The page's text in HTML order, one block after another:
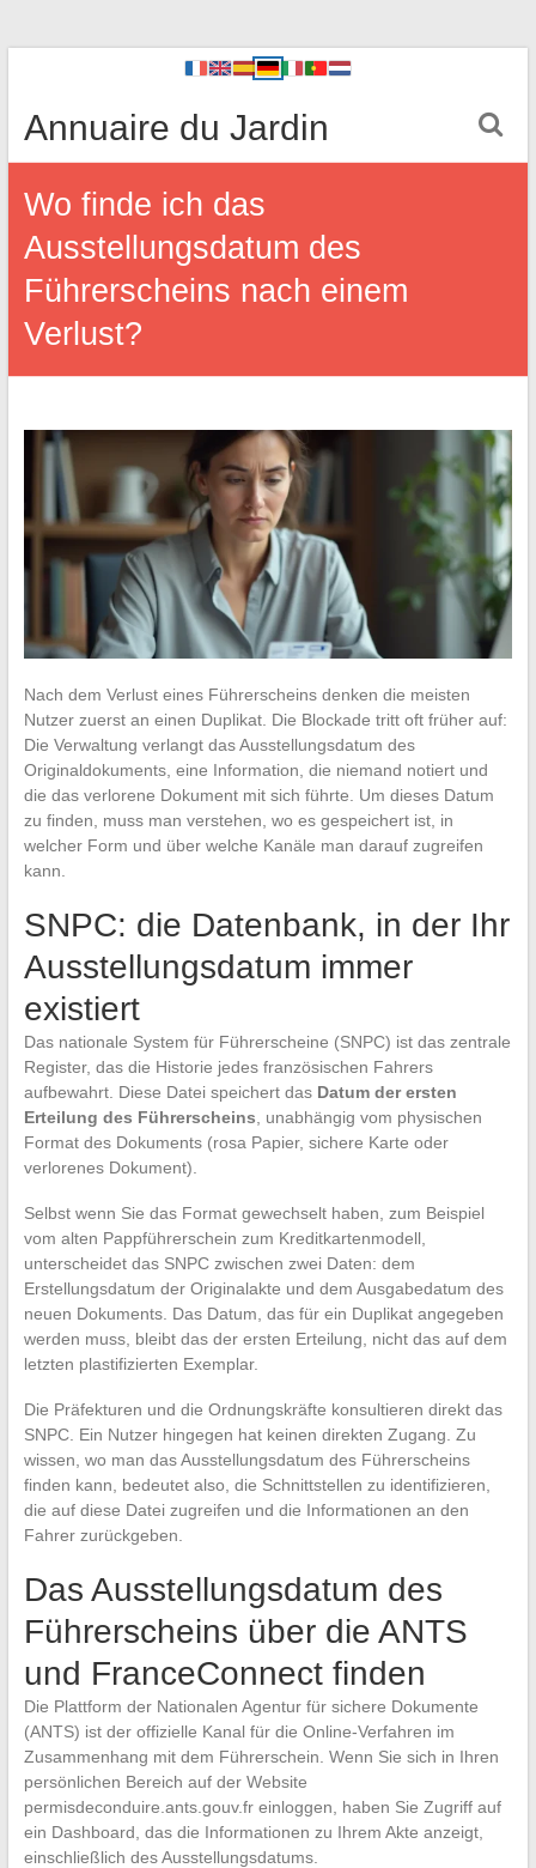
Annuaire du Jardin
Wo finde ich das
Ausstellungsdatum des
Führerscheins nach einem
Verlust?
Nach dem Verlust eines Führerscheins denken die meisten
Nutzer zuerst an einen Duplikat. Die Blockade tritt oft früher auf:
Die Verwaltung verlangt das Ausstellungsdatum des
Originaldokuments, eine Information, die niemand notiert und
die das verlorene Dokument mit sich führte. Um dieses Datum
zu finden, muss man verstehen, wo es gespeichert ist, in
welcher Form und über welche Kanäle man darauf zugreifen
kann.
SNPC: die Datenbank, in der Ihr
Ausstellungsdatum immer
existiert
Das nationale System für Führerscheine (SNPC) ist das zentrale
Register, das die Historie jedes französischen Fahrers
aufbewahrt. Diese Datei speichert das Datum der ersten
Erteilung des Führerscheins , unabhängig vom physischen
Format des Dokuments (rosa Papier, sichere Karte oder
verlorenes Dokument).
Selbst wenn Sie das Format gewechselt haben, zum Beispiel
vom alten Pappführerschein zum Kreditkartenmodell,
unterscheidet das SNPC zwischen zwei Daten: dem
Erstellungsdatum der Originalakte und dem Ausgabedatum des
neuen Dokuments. Das Datum, das für ein Duplikat angegeben
werden muss, bleibt das der ersten Erteilung, nicht das auf dem
letzten plastifizierten Exemplar.
Die Präfekturen und die Ordnungskräfte konsultieren direkt das
SNPC. Ein Nutzer hingegen hat keinen direkten Zugang. Zu
wissen, wo man das Ausstellungsdatum des Führerscheins
finden kann, bedeutet also, die Schnittstellen zu identifizieren,
die auf diese Datei zugreifen und die Informationen an den
Fahrer zurückgeben.
Das Ausstellungsdatum des
Führerscheins über die ANTS
und FranceConnect finden
Die Plattform der Nationalen Agentur für sichere Dokumente
(ANTS) ist der offizielle Kanal für die Online-Verfahren im
Zusammenhang mit dem Führerschein. Wenn Sie sich in Ihren
persönlichen Bereich auf der Website
permisdeconduire.ants.gouv.fr einloggen, haben Sie Zugriff auf
ein Dashboard, das die Informationen zu Ihrem Akte anzeigt,
einschließlich des Ausstellungsdatums.